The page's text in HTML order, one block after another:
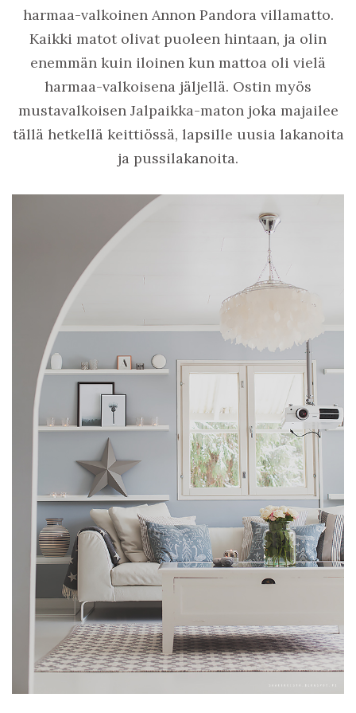
harmaa-valkoinen Annon Pandora villamatto.
Kaikki matot olivat puoleen hintaan, ja olin
enemmän kuin iloinen kun mattoa oli vielä
harmaa-valkoisena jäljellä. Ostin myös
mustavalkoisen Jalpaikka-maton joka majailee
tällä hetkellä keittiössä, lapsille uusia lakanoita
ja pussilakanoita.